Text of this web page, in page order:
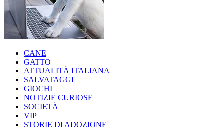
CANE
GATTO
ATTUALITÀ ITALIANA
SALVATAGGI
GIOCHI
NOTIZIE CURIOSE
SOCIETÀ
VIP
STORIE DI ADOZIONE